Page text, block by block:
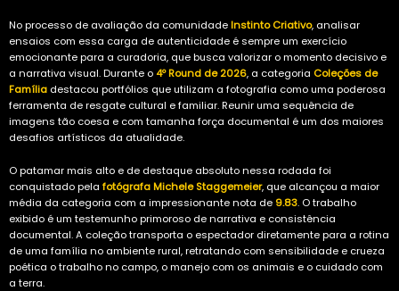
No processo de avaliação da comunidadeInstinto Criativo, analisar
ensaios com essa carga de autenticidade é sempre um exercício
emocionante para a curadoria, que busca valorizar o momento decisivo e
a narrativa visual. Durante o4º Round de 2026, a categoria Coleções de
Família destacou portfólios que utilizam a fotografia como uma poderosa
ferramenta de resgate cultural e familiar. Reunir uma sequência de
imagens tão coesa e com tamanha força documental é um dos maiores
desafios artísticos da atualidade.
O patamar mais alto e de destaque absoluto nessa rodada foi
conquistado pela fotógrafa Michele Staggemeier, que alcançou a maior
média da categoria com a impressionante nota de 9.83. O trabalho
exibido é um testemunho primoroso de narrativa e consistência
documental. A coleção transporta o espectador diretamente para a rotina
de uma família no ambiente rural, retratando com sensibilidade e crueza
poética o trabalho no campo, o manejo com os animais e o cuidado com
a terra.